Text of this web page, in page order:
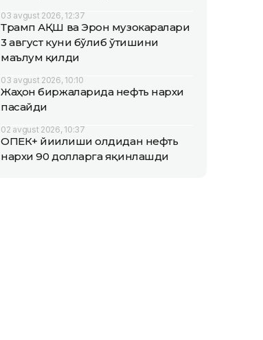
03 avgust 2026, 12:37
Трамп АҚШ ва Эрон музокаралари
3 август куни бўлиб ўтишини
маълум қилди
03 avgust 2026, 10:10
Жаҳон биржаларида нефть нархи
пасайди
02 avgust 2026, 10:37
ОПEК+ йиғилиши олдидан нефть
нархи 90 долларга яқинлашди